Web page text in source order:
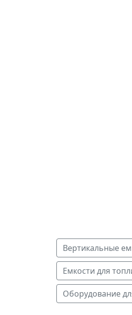
Вертикальные
Емкости для
Оборудование